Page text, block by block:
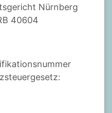
Nürnberg
40604